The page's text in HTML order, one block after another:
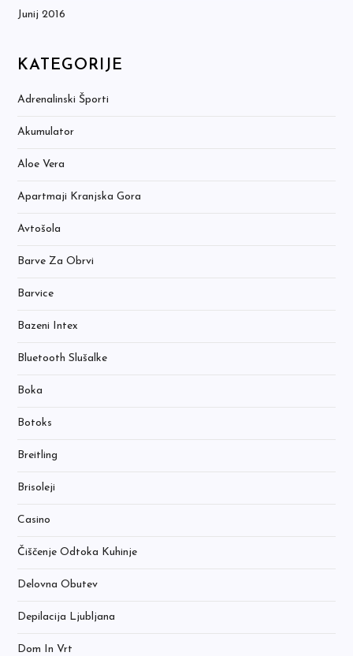
Junij 2016
KATEGORIJE
Adrenalinski Športi
Akumulator
Aloe Vera
Apartmaji Kranjska Gora
Avtošola
Barve Za Obrvi
Barvice
Bazeni Intex
Bluetooth Slušalke
Boka
Botoks
Breitling
Brisoleji
Casino
Čiščenje Odtoka Kuhinje
Delovna Obutev
Depilacija Ljubljana
Dom In Vrt